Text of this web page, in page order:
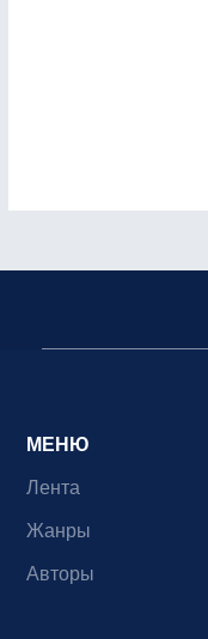
МЕНЮ
Лента
Жанры
Авторы